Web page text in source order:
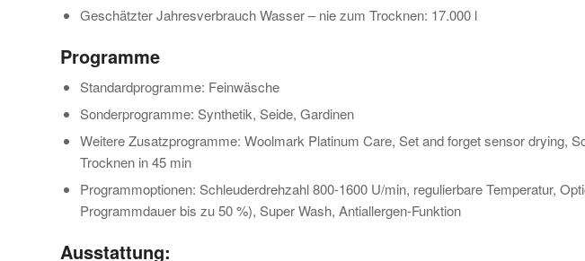
Geschätzter Jahresverbrauch Wasser – nie zum Trocknen: 17.000 l
Programme
Standardprogramme: Feinwäsche
Sonderprogramme: Synthetik, Seide, Gardinen
Weitere Zusatzprogramme: Woolmark Platinum Care, Set and forget sensor drying,
Trocknen in 45 min
Programmoptionen: Schleuderdrehzahl 800-1600 U/min, regulierbare Temperatur,
Programmdauer bis zu 50 %), Super Wash, Antiallergen-Funktion
Ausstattung: